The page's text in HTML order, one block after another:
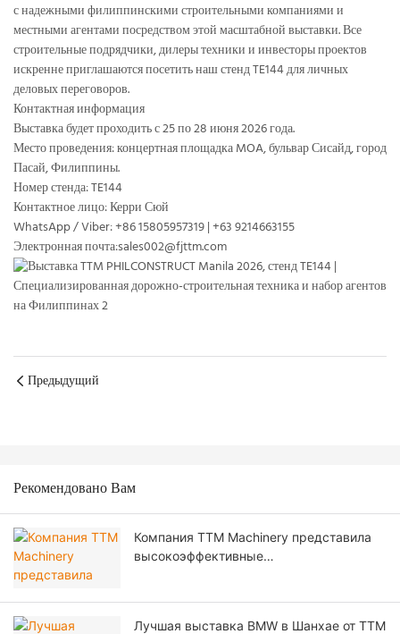
с надежными филиппинскими строительными компаниями и
местными агентами посредством этой масштабной выставки. Все
строительные подрядчики, дилеры техники и инвесторы проектов
искренне приглашаются посетить наш стенд TE144 для личных
деловых переговоров.
Контактная информация
Выставка будет проходить с 25 по 28 июня 2026 года.
Место проведения: концертная площадка MOA, бульвар Сисайд, город
Пасай, Филиппины.
Номер стенда: TE144
Контактное лицо: Керри Сюй
WhatsApp / Viber: +86 15805957319 | +63 9214663155
Электронная почта:sales002@fjttm.com
Предыдущий
Рекомендовано Вам
Компания TTM Machinery представила
высокоэффективные
Лучшая выставка BMW в Шанхае от TTM